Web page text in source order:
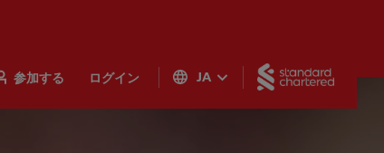
参加する ログイン JA